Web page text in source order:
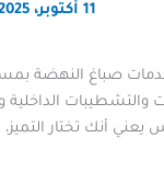
11 أكتوبر، 2025
صباغ النهضة
والتشطيبات
أنك تختار